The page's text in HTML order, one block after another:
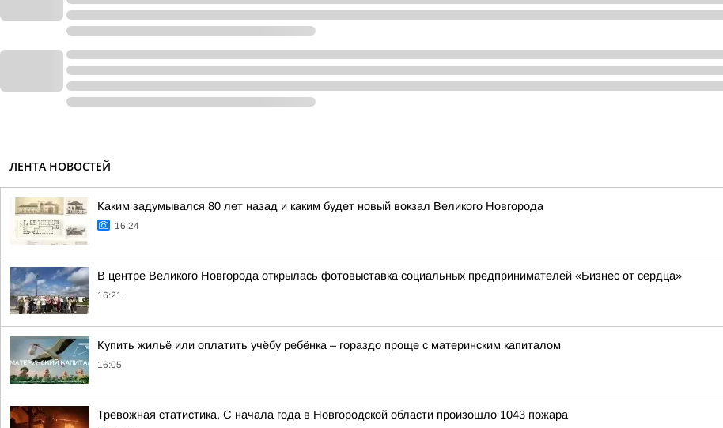
ЛЕНТА НОВОСТЕЙ
Каким задумывался 80 лет назад и каким будет новый вокзал Великого Новгорода
16:24
В центре Великого Новгорода открылась фотовыставка социальных предпринимателей «Бизнес от сердца»
16:21
Купить жильё или оплатить учёбу ребёнка – гораздо проще с материнским капиталом
16:05
Тревожная статистика. С начала года в Новгородской области произошло 1043 пожара